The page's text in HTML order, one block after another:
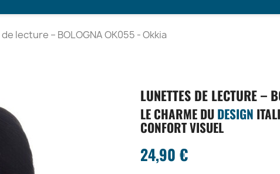
lecture – BOLOGNA OK055 - Okkia
LUNETTES DE LECTURE –
LE CHARME DUDESIGN
CONFORT VISUEL
24,90 €